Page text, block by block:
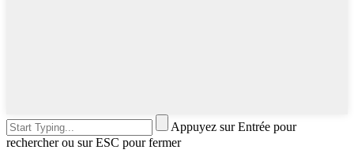
Appuyez sur Entrée pour
rechercher ou sur ESC pour fermer